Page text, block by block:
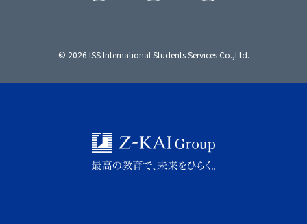
© 2026 ISS International Students Services Co.,Ltd.